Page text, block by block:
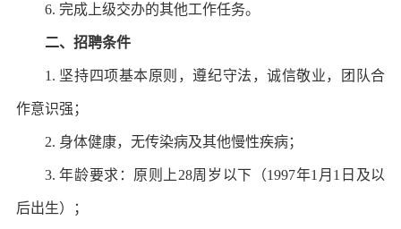
6. 完成上级交办的其他工作任务。
二、招聘条件
1. 坚持四项基本原则，遵纪守法，诚信敬业，团队合
作意识强；
2. 身体健康，无传染病及其他慢性疾病；
3. 年龄要求：原则上28周岁以下（1997年1月1日及以
后出生）；